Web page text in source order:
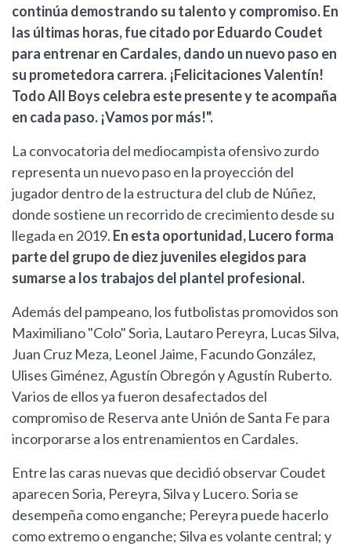
continúa demostrando su talento y compromiso. En
las últimas horas, fue citado por Eduardo Coudet
para entrenar en Cardales, dando un nuevo paso en
su prometedora carrera. ¡Felicitaciones Valentín!
Todo All Boys celebra este presente y te acompaña
en cada paso. ¡Vamos por más!".
La convocatoria del mediocampista ofensivo zurdo
representa un nuevo paso en la proyección del
jugador dentro de la estructura del club de Núñez,
donde sostiene un recorrido de crecimiento desde su
llegada en 2019. En esta oportunidad, Lucero forma
parte del grupo de diez juveniles elegidos para
sumarse a los trabajos del plantel profesional.
Además del pampeano, los futbolistas promovidos son
Maximiliano "Colo" Soria, Lautaro Pereyra, Lucas Silva,
Juan Cruz Meza, Leonel Jaime, Facundo González,
Ulises Giménez, Agustín Obregón y Agustín Ruberto.
Varios de ellos ya fueron desafectados del
compromiso de Reserva ante Unión de Santa Fe para
incorporarse a los entrenamientos en Cardales.
Entre las caras nuevas que decidió observar Coudet
aparecen Soria, Pereyra, Silva y Lucero. Soria se
desempeña como enganche; Pereyra puede hacerlo
como extremo o enganche; Silva es volante central; y